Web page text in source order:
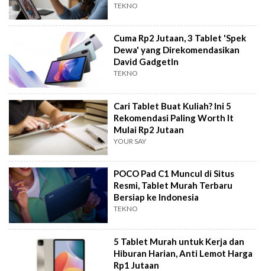
TEKNO
Cuma Rp2 Jutaan, 3 Tablet 'Spek
Dewa' yang Direkomendasikan
David GadgetIn
TEKNO
Cari Tablet Buat Kuliah? Ini 5
Rekomendasi Paling Worth It
Mulai Rp2 Jutaan
YOUR SAY
POCO Pad C1 Muncul di Situs
Resmi, Tablet Murah Terbaru
Bersiap ke Indonesia
TEKNO
5 Tablet Murah untuk Kerja dan
Hiburan Harian, Anti Lemot Harga
Rp1 Jutaan